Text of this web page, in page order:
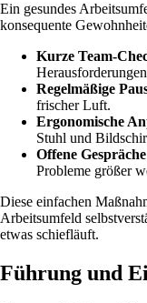
Ein gesundes
konsequente
Kurze Team-
Regelmäßige
frischer Luft.
Ergonomische
Stuhl und
Offene
Probleme größer
Diese einfachen
Arbeitsumfeld
etwas schiefläuft.
Führung und